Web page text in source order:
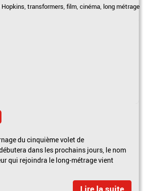
,transformers,film,cinéma, long métrage
du cinquième volet de
dans les prochains jours, le nom
qui rejoindra le long-métrage vient